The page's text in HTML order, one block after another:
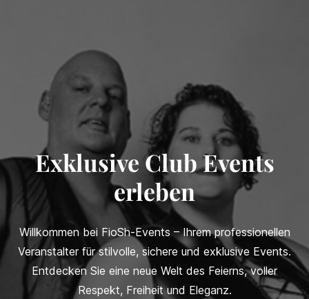
Exklusive Club Events
erleben
Willkommen bei FioSh-Events – Ihrem professionellen
Veranstalter für stilvolle, sichere und exklusive Events.
Entdecken Sie eine neue Welt des Feierns, voller
Respekt, Freiheit und Eleganz.